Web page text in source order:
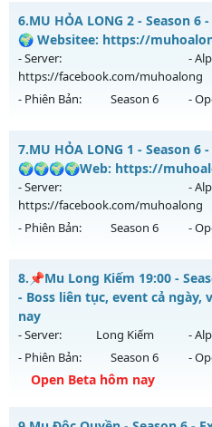
Thể loại: Mu Custom thêm đồ
Antihack: CheatGuard
🔥MU-Kiếm Khách🔥 - ⚔️KỸ
Mu mới ra tháng 08 2026 - Mở
ngày 06/08/2626
Exp: 200x - Drop: 5%
Thể loại: Mu Nguyên bản
Antihack: Sharkguard
6.MU HỎA LONG 2 - Season 6
🌍 Websitee: https://
- Server:
https://facebook.com/muhoalong
-
- Phiên Bản: Season 6 -
MU HỎA LONG 2 - 🌍
Mu mới ra tháng 07 2026 - Mở
https://facebook.com/
27/07/2626
Exp: 99999x - Drop: 99%
Thể loại: Mu Nguyên bản
Antihack: Xshiel
7.MU HỎA LONG 1 - Season 6
🌍🌍🌍🌍Web: https://
- Server:
https://facebook.com/muhoalong
-
- Phiên Bản: Season 6 -
MU HỎA LONG 1 -
Mu mới ra tháng 07 2026 - Mở
https://facebook.com/
27/07/2626
Exp: 99999x - Drop: 99%
Kiểu reset: Non Reset
8. 📌Mu Long Kiếm 19:00 -
- Boss liên tục, event cả ngày,
nay
- Server: Long Kiếm -
- Phiên Bản:
Season 6 -
Open Beta hôm nay
📌Mu Long Kiếm 19:00 - Boss